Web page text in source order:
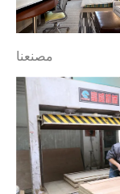
مصنعنا